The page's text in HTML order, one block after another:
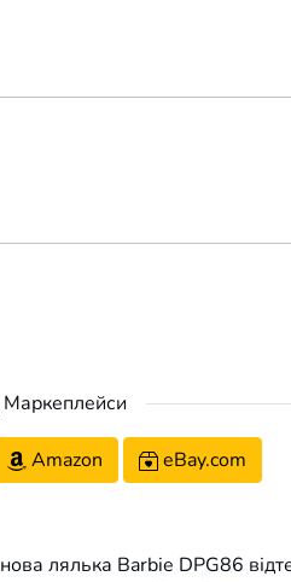
Маркеплейси
Amazon eBay.com
лялька Barbie DPG86